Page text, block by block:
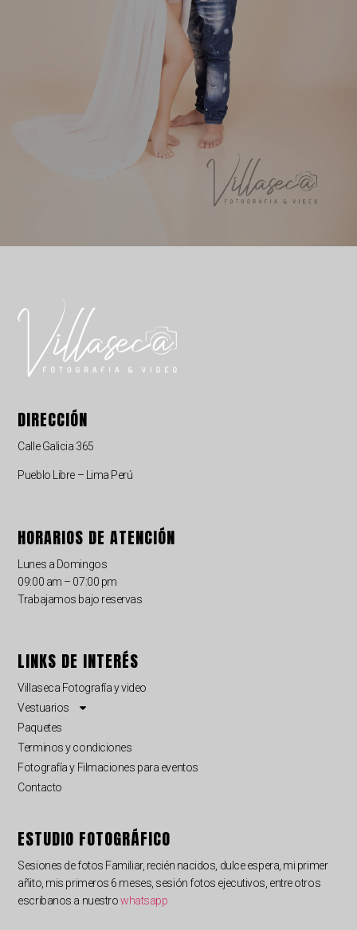
DIRECCIÓN
Calle Galicia 365
Pueblo Libre – Lima Perú
HORARIOS DE ATENCIÓN
Lunes a Domingos
09:00 am – 07:00 pm
Trabajamos bajo reservas
LINKS DE INTERÉS
Villaseca Fotografía y video
Vestuarios
Paquetes
Terminos y condiciones
Fotografía y Filmaciones para eventos
Contacto
ESTUDIO FOTOGRÁFICO
Sesiones de fotos Familiar, recién nacidos, dulce espera, mi primer
añito, mis primeros 6 meses, sesión fotos ejecutivos, entre otros
escribanos a nuestrowhatsapp